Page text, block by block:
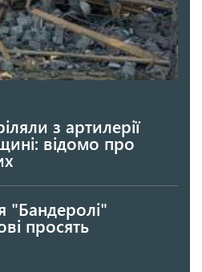
з артилерії
відомо про
"Бандеролі"
просять